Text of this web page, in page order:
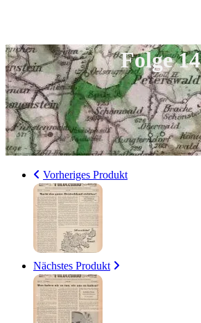
Folge
Vorheriges Produkt
Nächstes Produkt